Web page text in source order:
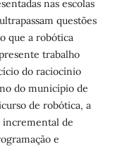
nas escolas
questões
que a robótica
trabalho
do raciocínio
do município de
de robótica, a
incremental de
e